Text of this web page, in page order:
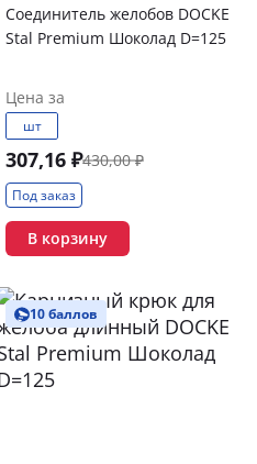
Соединитель желобов DOCKE
Stal Premium Шоколад D=125
Цена за
шт
307,16 ₽430,00 ₽
Под заказ
В корзину
10 баллов